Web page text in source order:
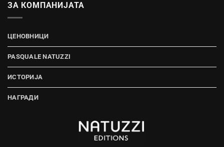
ЗА КОМПАНИЈАТА
ЦЕНОВНИЦИ
PASQUALE NATUZZI
ИСТОРИЈА
НАГРАДИ